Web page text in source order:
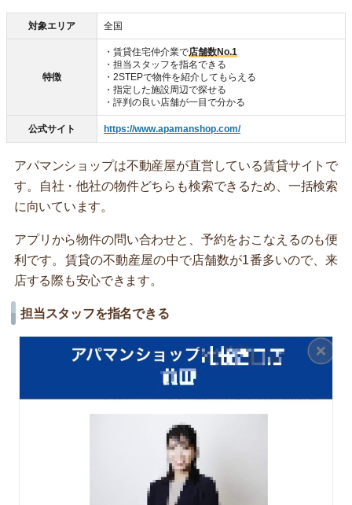
対象エリア 全国
特徴
・賃貸住宅仲介業で店舗数No.1
・担当スタッフを指名できる
・2STEPで物件を紹介してもらえる
・指定した施設周辺で探せる
・評判の良い店舗が一目で分かる
公式サイト https://www.apamanshop.com/
アパマンショップは不動産屋が直営している賃貸サイトで
す。自社・他社の物件どちらも検索できるため、一括検索
に向いています。
アプリから物件の問い合わせと、予約をおこなえるのも便
利です。賃貸の不動産屋の中で店舗数が1番多いので、来
店する際も安心できます。
担当スタッフを指名できる